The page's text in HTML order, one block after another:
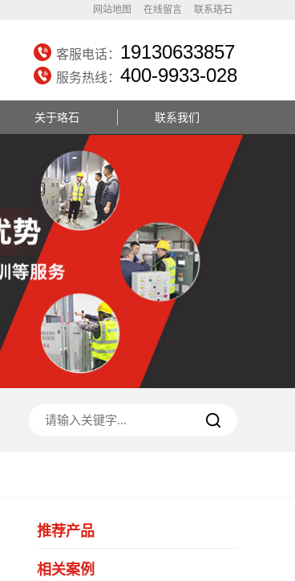
网站地图 在线留言 联系珞石
客服电话： 19130633857
服务热线： 400-9933-028
关于珞石 联系我们
推荐产品
相关案例